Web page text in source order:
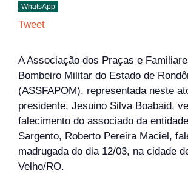
WhatsApp
Tweet
A Associação dos Praças e
Bombeiro Militar do Estado de
(ASSFAPOM), representada neste
presidente, Jesuino Silva Boabaid,
falecimento do associado da
Sargento, Roberto Pereira Maciel,
madrugada do dia 12/03, na cidade
Velho/RO.